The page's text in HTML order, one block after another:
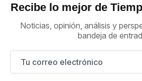
Recibe lo mejor de
Noticias, opinión, análisis y
bandeja de